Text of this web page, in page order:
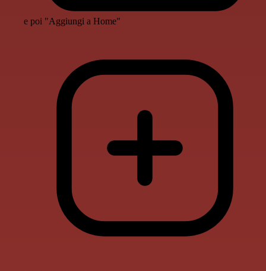
e poi "Aggiungi a Home"